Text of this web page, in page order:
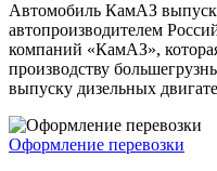
Автомобиль КамАЗ
автопроизводителем
компаний «КамАЗ»,
производству
выпуску дизельных
Оформление перевозки